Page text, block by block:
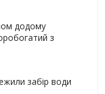
додому
з
забір води